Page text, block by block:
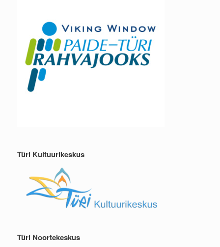
Türi Kultuurikeskus
Türi Noortekeskus